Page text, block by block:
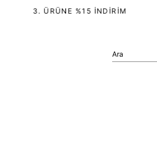
3. ÜRÜNE %15 İNDIRIM
Ara